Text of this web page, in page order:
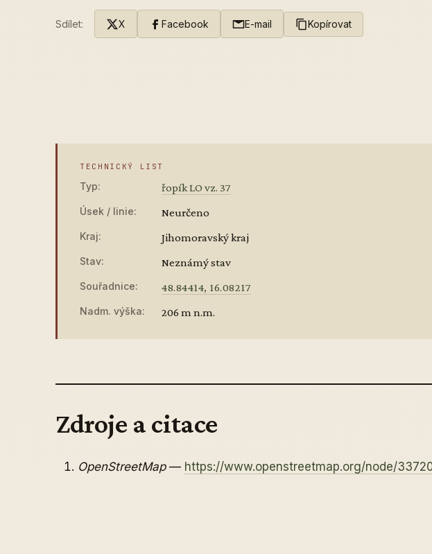
Sdílet: X Facebook E-mail Kopírovat
TECHNICKÝ LIST
Typ: řopík LO vz. 37
Úsek / linie: Neurčeno
Kraj: Jihomoravský kraj
Stav: Neznámý stav
Souřadnice: 48.84414, 16.08217
Nadm. výška: 206 m n.m.
Zdroje a citace
OpenStreetMap— https://www.openstreetmap.org/node/